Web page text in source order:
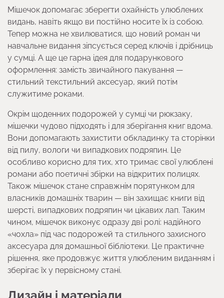
Мішечок допомагає зберегти охайність улюблених
видань, навіть якщо ви постійно носите їх із собою.
Тепер можна не хвилюватися, що новий роман чи
навчальне видання зіпсується серед ключів і дрібниць
у сумці. А ще це гарна ідея для подарункового
оформлення: замість звичайного пакування —
стильний текстильний аксесуар, який потім
служитиме роками.
Окрім щоденних подорожей у сумці чи рюкзаку,
мішечки чудово підходять і для зберігання книг вдома.
Вони допомагають захистити обкладинку та сторінки
від пилу, вологи чи випадкових подряпин. Це
особливо корисно для тих, хто тримає свої улюблені
романи або поетичні збірки на відкритих полицях.
Також мішечок стане справжнім порятунком для
власників домашніх тварин — він захищає книги від
шерсті, випадкових подряпин чи цікавих лап. Таким
чином, мішечок виконує одразу дві ролі: надійного
«чохла» під час подорожей та стильного захисного
аксесуара для домашньої бібліотеки. Це практичне
рішення, яке продовжує життя улюбленим виданням і
зберігає їх у первісному стані.
Дизайн і матеріали